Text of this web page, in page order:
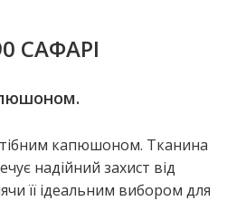
САФАРІ
капюшоном. Тканина
надійний захист від
її ідеальним вибором для